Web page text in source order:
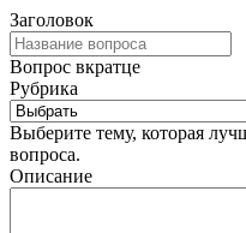
Заголовок
Вопрос вкратце
Рубрика
Выберите тему, которая
вопроса.
Описание